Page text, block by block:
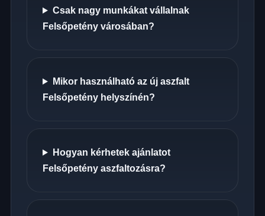
Csak nagy munkákat vállalnak
Felsőpetény városában?
Mikor használható az új aszfalt
Felsőpetény helyszínén?
Hogyan kérhetek ajánlatot
Felsőpetény aszfaltozásra?